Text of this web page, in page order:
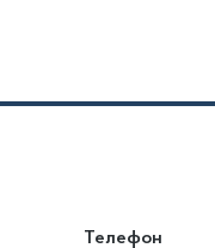
Діяльність
Телефон